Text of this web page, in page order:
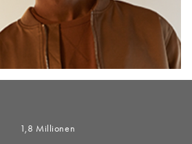
1,8 Millionen